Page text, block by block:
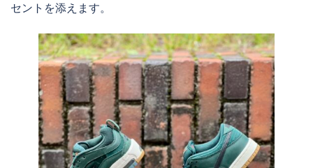
セントを添えます。